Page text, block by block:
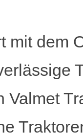
mit dem
Valmet